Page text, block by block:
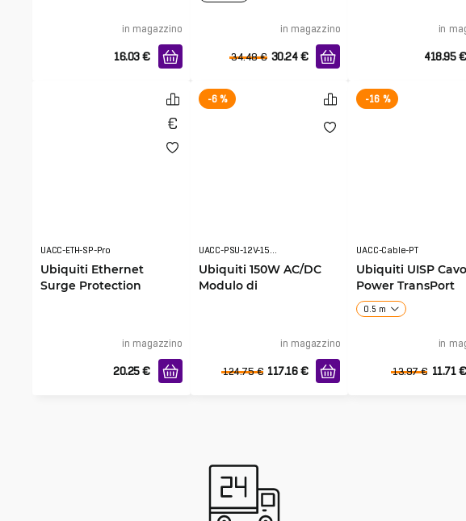
in magazzino
16.03 €
in magazzino
34.48 € 30.24 €
in
418.95 €
UACC-ETH-SP-Pro
Ubiquiti Ethernet
Surge Protection
in magazzino
20.25 €
-6 %
UACC-PSU-12V-150W
Ubiquiti 150W AC/DC
Modulo di
in magazzino
124.75 € 117.16 €
-16 %
UACC-Cable-PT
Ubiquiti UISP Cavo
Power TransPort
0.5 m
in
13.97 € 11.71 €